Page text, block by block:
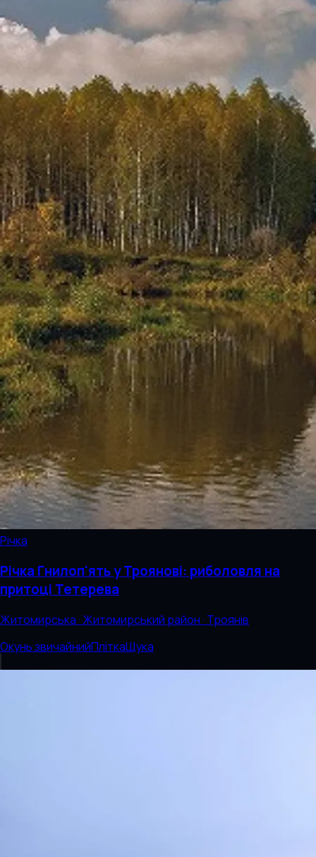
Річка
Річка Гнилоп'ять у Троянові: риболовля на
притоці Тетерева
Житомирська · Житомирський район · Троянів
Окунь звичайнийПліткаЩука